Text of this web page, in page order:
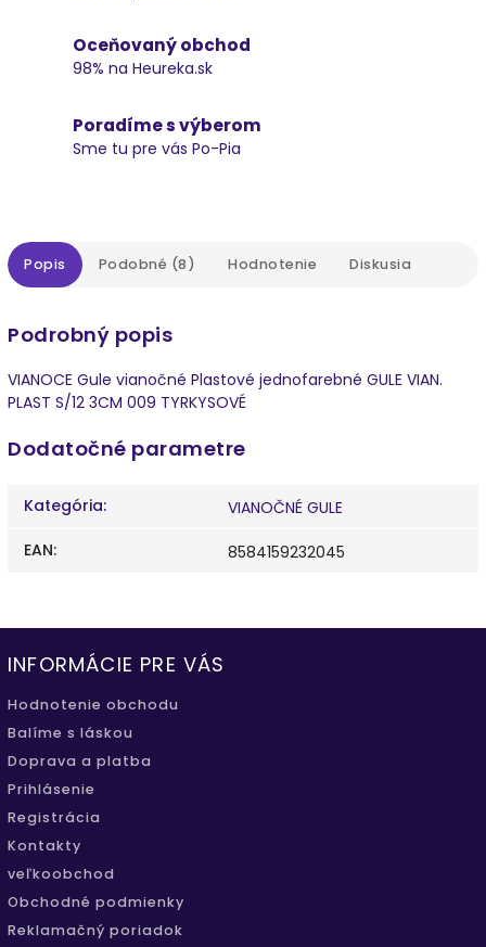
Oceňovaný obchod
98% na Heureka.sk
Poradíme s výberom
Sme tu pre vás Po-Pia
Popis Podobné (8) Hodnotenie Diskusia
Podrobný popis
VIANOCE Gule vianočné Plastové jednofarebné GULE VIAN.
PLAST S/12 3CM 009 TYRKYSOVÉ
Dodatočné parametre
Kategória:
VIANOČNÉ GULE
EAN: 8584159232045
INFORMÁCIE PRE VÁS
Hodnotenie obchodu
Balíme s láskou
Doprava a platba
Prihlásenie
Registrácia
Kontakty
veľkoobchod
Obchodné podmienky
Reklamačný poriadok